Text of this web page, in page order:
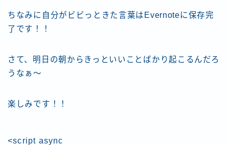
ちなみに自分がビビっときた言葉はEvernoteに保存完
了です！！
さて、明日の朝からきっといいことばかり起こるんだろ
うなぁ〜
楽しみです！！
<script async